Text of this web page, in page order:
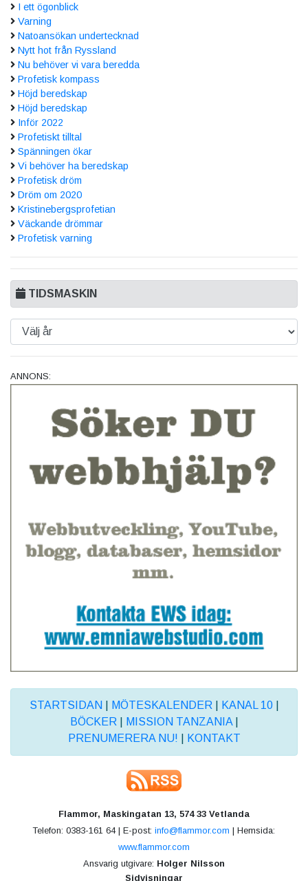
I ett ögonblick
Varning
Natoansökan undertecknad
Nytt hot från Ryssland
Nu behöver vi vara beredda
Profetisk kompass
Höjd beredskap
Höjd beredskap
Inför 2022
Profetiskt tilltal
Spänningen ökar
Vi behöver ha beredskap
Profetisk dröm
Dröm om 2020
Kristinebergsprofetian
Väckande drömmar
Profetisk varning
TIDSMASKIN
ANNONS:
STARTSIDAN MÖTESKALENDER KANAL 10|
BÖCKER
MISSION TANZANIA|
PRENUMERERA NU!
KONTAKT
Flammor, Maskingatan 13, 574 33 Vetlanda
Telefon: 0383-161 64 | E-post: info@flammor.com | Hemsida:
www.flammor.com
Ansvarig utgivare: Holger Nilsson
Sidvisningar